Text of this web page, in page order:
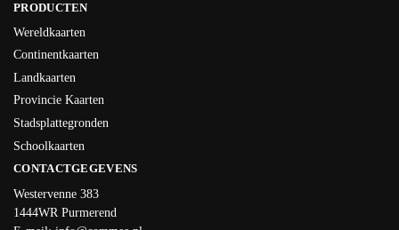
PRODUCTEN
Wereldkaarten
Continentkaarten
Landkaarten
Provincie Kaarten
Stadsplattegronden
Schoolkaarten
CONTACTGEGEVENS
Westervenne 383
1444WR Purmerend